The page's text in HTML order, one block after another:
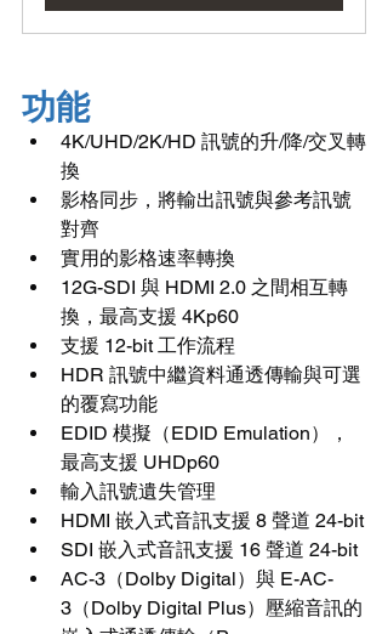
功能
4K/UHD/2K/HD 訊號的升/降/交叉轉
換
影格同步，將輸出訊號與參考訊號
對齊
實用的影格速率轉換
12G-SDI 與 HDMI 2.0 之間相互轉
換，最高支援 4Kp60
支援 12-bit 工作流程
HDR 訊號中繼資料通透傳輸與可選
的覆寫功能
EDID 模擬（EDID Emulation），
最高支援 UHDp60
輸入訊號遺失管理
HDMI 嵌入式音訊支援 8 聲道 24-bit
SDI 嵌入式音訊支援 16 聲道 24-bit
AC-3（Dolby Digital）與 E-AC-
3（Dolby Digital Plus）壓縮音訊的